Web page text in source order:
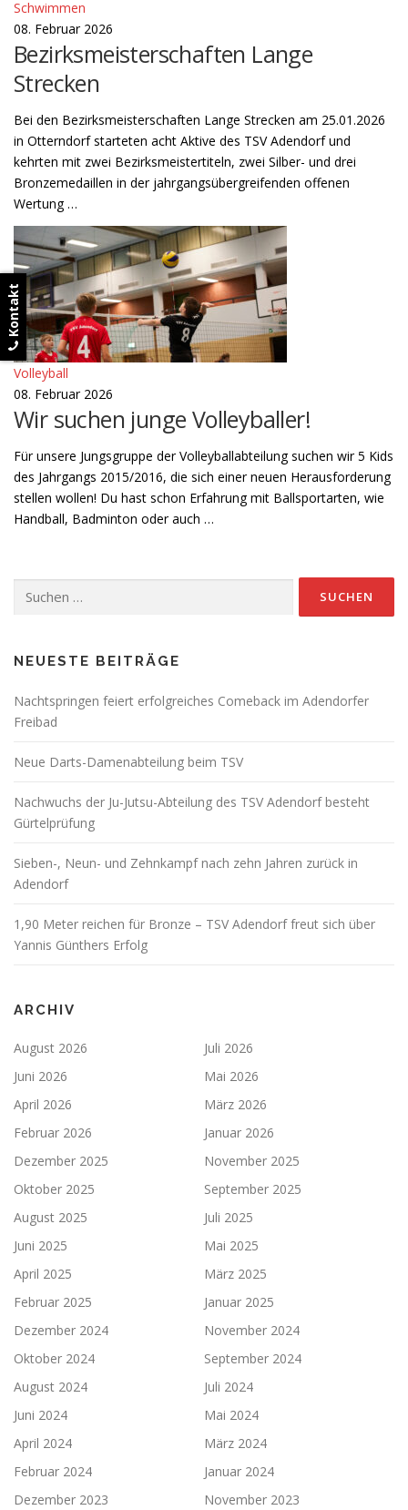
Schwimmen
08. Februar 2026
Bezirksmeisterschaften Lange
Strecken
Bei den Bezirksmeisterschaften Lange Strecken am 25.01.2026
in Otterndorf starteten acht Aktive des TSV Adendorf und
kehrten mit zwei Bezirksmeistertiteln, zwei Silber- und drei
Bronzemedaillen in der jahrgangsübergreifenden offenen
Wertung …
Volleyball
08. Februar 2026
Wir suchen junge Volleyballer!
Für unsere Jungsgruppe der Volleyballabteilung suchen wir 5 Kids
des Jahrgangs 2015/2016, die sich einer neuen Herausforderung
stellen wollen! Du hast schon Erfahrung mit Ballsportarten, wie
Handball, Badminton oder auch …
Suchen
NEUESTE BEITRÄGE
Nachtspringen feiert erfolgreiches Comeback im Adendorfer
Freibad
Neue Darts-Damenabteilung beim TSV
Nachwuchs der Ju-Jutsu-Abteilung des TSV Adendorf besteht
Gürtelprüfung
Sieben-, Neun- und Zehnkampf nach zehn Jahren zurück in
Adendorf
1,90 Meter reichen für Bronze – TSV Adendorf freut sich über
Yannis Günthers Erfolg
ARCHIV
August 2026
Juli 2026
Juni 2026
Mai 2026
April 2026
März 2026
Februar 2026
Januar 2026
Dezember 2025
November 2025
Oktober 2025
September 2025
August 2025
Juli 2025
Juni 2025
Mai 2025
April 2025
März 2025
Februar 2025
Januar 2025
Dezember 2024
November 2024
Oktober 2024
September 2024
August 2024
Juli 2024
Juni 2024
Mai 2024
April 2024
März 2024
Februar 2024
Januar 2024
Dezember 2023
November 2023
Kontakt